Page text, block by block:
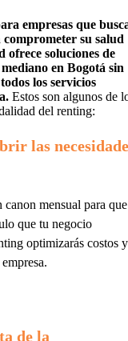
empresas que
su salud
soluciones de
en Bogotá sin
los servicios
Estos son algunos de
del renting:
las
mensual para que
que tu negocio
optimizarás costos y
de la